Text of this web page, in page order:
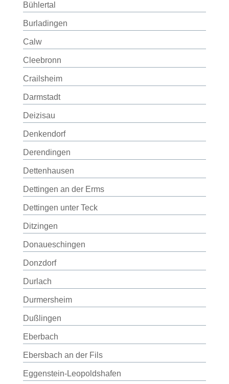
Bühlertal
Burladingen
Calw
Cleebronn
Crailsheim
Darmstadt
Deizisau
Denkendorf
Derendingen
Dettenhausen
Dettingen an der Erms
Dettingen unter Teck
Ditzingen
Donaueschingen
Donzdorf
Durlach
Durmersheim
Dußlingen
Eberbach
Ebersbach an der Fils
Eggenstein-Leopoldshafen